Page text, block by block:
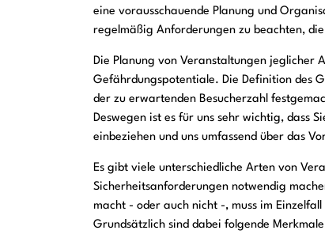
eine vorausschauende Planung und
regelmäßig Anforderungen zu beachten,
Die Planung von Veranstaltungen jeglicher
Gefährdungspotentiale. Die Definition des
der zu erwartenden Besucherzahl
Deswegen ist es für uns sehr wichtig, dass
einbeziehen und uns umfassend über das
Es gibt viele unterschiedliche Arten von
Sicherheitsanforderungen notwendig
macht - oder auch nicht -, muss im
Grundsätzlich sind dabei folgende